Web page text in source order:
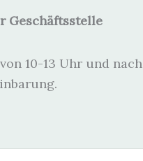
Geschäftsstelle
10-13 Uhr und nach